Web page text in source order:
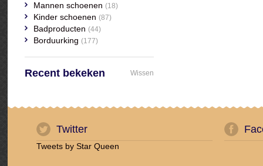
Mannen schoenen (18)
Kinder schoenen (87)
Badproducten (44)
Borduurking (177)
Recent bekeken Wissen
Twitter
Tweets by Star Queen